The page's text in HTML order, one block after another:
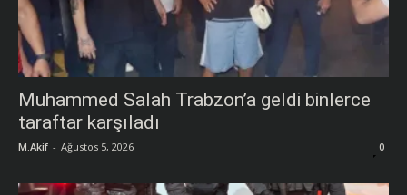
Muhammed Salah Trabzon’a geldi binlerce
taraftar karşıladı
M.Akif - Ağustos 5, 2026 0